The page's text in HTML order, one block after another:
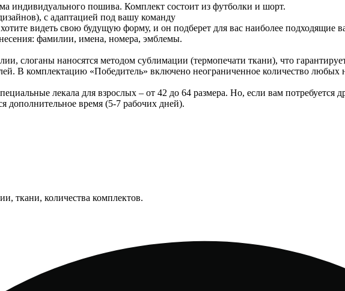
индивидуального пошива. Комплект состоит из футболки и шорт.
с адаптацией под вашу команду
видеть свою будущую форму, и он подберет для вас наиболее
фамилии, имена, номера, эмблемы.
слоганы наносятся методом сублимации (термопечати ткани), что
В комплектацию «Победитель» включено неограниченное количество любых
лекала для взрослых – от 42 до 64 размера. Но, если вам потребуется
дополнительное время (5-7 рабочих дней).
ткани, количества комплектов.